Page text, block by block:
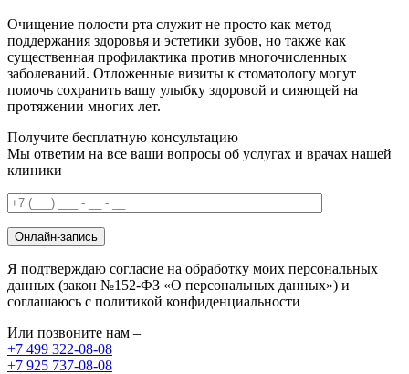
Очищение полости рта служит не просто как метод
поддержания здоровья и эстетики зубов, но также как
существенная профилактика против многочисленных
заболеваний. Отложенные визиты к стоматологу могут
помочь сохранить вашу улыбку здоровой и сияющей на
протяжении многих лет.
Получите бесплатную консультацию
Мы ответим на все ваши вопросы об услугах и врачах нашей
клиники
Онлайн-запись
Я подтверждаю согласие на обработку моих персональных
данных (закон №152-ФЗ «О персональных данных») и
соглашаюсь с политикой конфиденциальности
Или позвоните нам –
+7 499 322-08-08
+7 925 737-08-08